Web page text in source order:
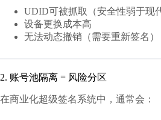
UDID可被抓取（安全性弱于现
设备更换成本高
无法动态撤销（需要重新签名）
2. 账号池隔离 = 风险分区
在商业化超级签名系统中，通常会：